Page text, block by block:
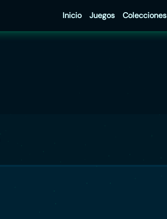
Inicio Juegos Colecciones